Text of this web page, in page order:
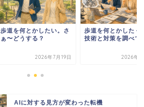
歩道を何とかしたい。さ
ぁ〜どうする？
2026年7月19日
歩道を何とかしたく
技術と対策を調べて
2026年7
AIに対する見方が変わった転機